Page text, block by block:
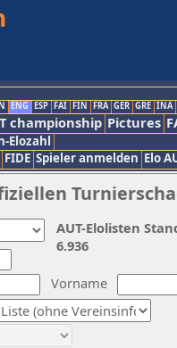
ENG ESP FAI FIN FRA GER GRE INA
championship Pictures
Elozahl
FIDE Spieler anmelden Elo
Vorname
AUT-Elolisten
6.936